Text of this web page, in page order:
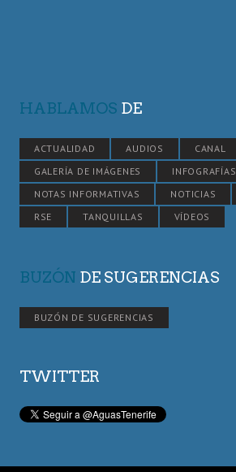
HABLAMOS DE
ACTUALIDAD AUDIOS
CANAL
GALERÍA DE IMÁGENES
INFOGRAFÍAS
NOTAS INFORMATIVAS
NOTICIAS
RSE
TANQUILLAS VÍDEOS
BUZÓN DE SUGERENCIAS
BUZÓN DE SUGERENCIAS
TWITTER